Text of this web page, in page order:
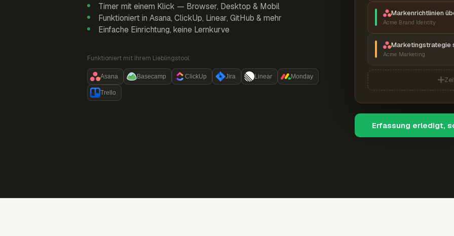
Timer mit einem Klick — Browser, Desktop & Mobil
Funktioniert in Asana, ClickUp, Linear, GitHub & mehr
Einfache Einrichtung, keine Lernkurve
Funktioniert mit Ihrem Lieblingstool:
Asana Basecamp ClickUp Jira Linear Monday
Trello
Markenrichtlinien
Acme Brand Identity
Marketingstrategie
Acme Marketing
Erfassung erledigt,